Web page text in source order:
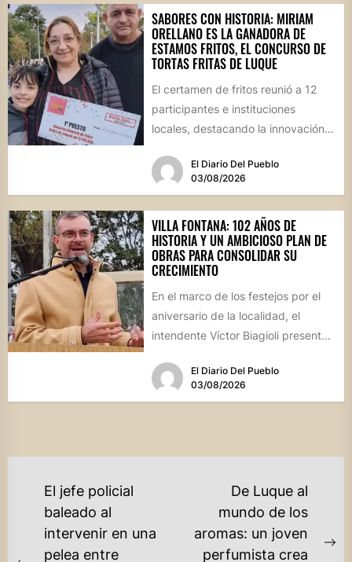
SABORES CON HISTORIA: MIRIAM
ORELLANO ES LA GANADORA DE
ESTAMOS FRITOS, EL CONCURSO DE
TORTAS FRITAS DE LUQUE
El certamen de fritos reunió a 12
participantes e instituciones
locales, destacando la innovación
El Diario Del Pueblo
03/08/2026
VILLA FONTANA: 102 AÑOS DE
HISTORIA Y UN AMBICIOSO PLAN DE
OBRAS PARA CONSOLIDAR SU
CRECIMIENTO
En el marco de los festejos por el
aniversario de la localidad, el
intendente Víctor Biagioli presentó
El Diario Del Pueblo
03/08/2026
NAVEGACIÓN
ENTRADAS
El jefe policial
baleado al
intervenir en una
pelea entre
De Luque al
mundo de los
aromas: un joven
perfumista crea